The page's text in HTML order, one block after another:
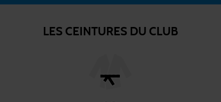
LES CEINTURES DU CLUB